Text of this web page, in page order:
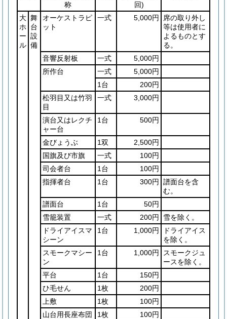
称
回)
大
ホ
ー
ル
舞
台
設
備
オーケストラピ
ット
一式 5,000円
席の取り外し
等は使用者に
よるものとす
る。
音響反射板
一式
5,000円
所作台
一式
5,000円
1台
200円
松羽目又は竹羽
目
一式 3,000円
演台又はレクチ
ャー台
1台 500円
金びょうぶ 1双
2,500円
国旗及び市旗
一式
100円
司会者台
1台
100円
指揮者台
1台 300円
譜面台を含
む。
譜面台
1台
50円
雪籠装置
一式 200円
雪を除く。
ドライアイスマ
シーン
1台 1,000円
ドライアイス
を除く。
スモークマシー
ン
1台 1,000円
スモークジュ
ースを除く。
平台
1台
150円
ひ毛せん
1枚
200円
上敷
1枚
100円
山台用長座布団
1枚
100円